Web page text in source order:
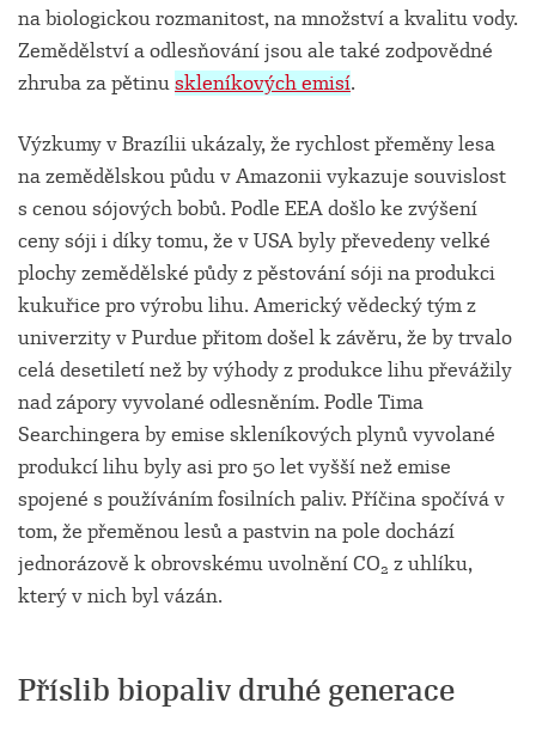
na biologickou rozmanitost, na množství a kvalitu vody.
Zemědělství a odlesňování jsou ale také zodpovědné
zhruba za pětinuskleníkových emisí.
Výzkumy v Brazílii ukázaly, že rychlost přeměny lesa
na zemědělskou půdu v Amazonii vykazuje souvislost
s cenou sójových bobů. Podle EEA došlo ke zvýšení
ceny sóji i díky tomu, že v USA byly převedeny velké
plochy zemědělské půdy z pěstování sóji na produkci
kukuřice pro výrobu lihu. Americký vědecký tým z
univerzity v Purdue přitom došel k závěru, že by trvalo
celá desetiletí než by výhody z produkce lihu převážily
nad zápory vyvolané odlesněním. Podle Tima
Searchingera by emise skleníkových plynů vyvolané
produkcí lihu byly asi pro 50 let vyšší než emise
spojené s používáním fosilních paliv. Příčina spočívá v
tom, že přeměnou lesů a pastvin na pole dochází
jednorázově k obrovskému uvolnění CO2 z uhlíku,
který v nich byl vázán.
Příslib biopaliv druhé generace